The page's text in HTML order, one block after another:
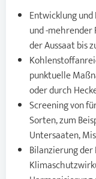
Entwicklung
und -mehrender
der Aussaat bis
punktuelle
oder durch
Screening von
Sorten, zum
Untersaaten,
Bilanzierung